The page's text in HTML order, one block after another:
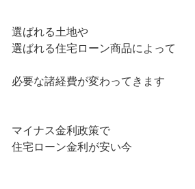
選ばれる土地や
選ばれる住宅ローン商品によって
必要な諸経費が変わってきます
マイナス金利政策で
住宅ローン金利が安い今